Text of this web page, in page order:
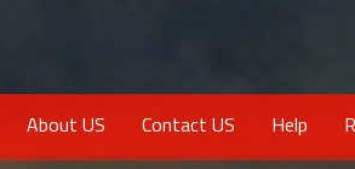
About US Contact US Help